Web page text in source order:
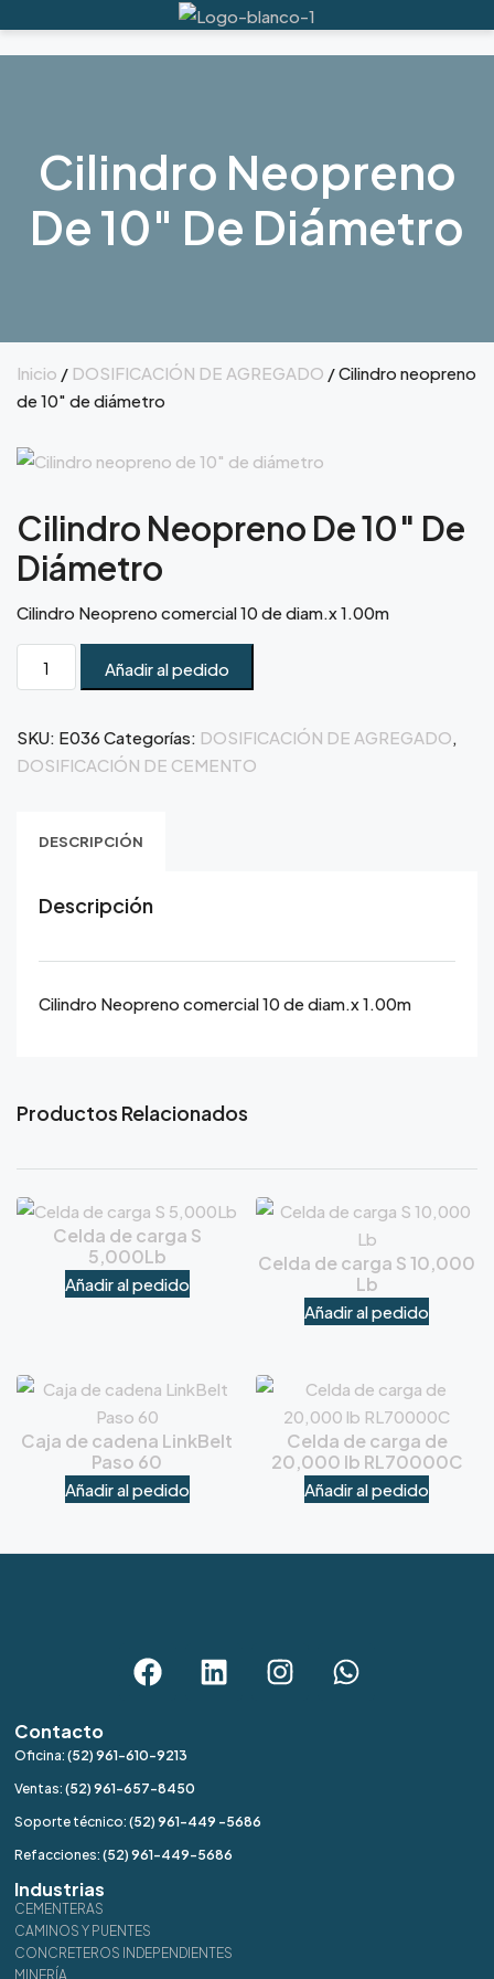
Cilindro Neopreno
De 10″ De Diámetro
Inicio / DOSIFICACIÓN DE AGREGADO / Cilindro neopreno
de 10″ de diámetro
Cilindro Neopreno De 10″ De
Diámetro
Cilindro Neopreno comercial 10 de diam.x 1.00m
Añadir al pedido
SKU: E036Categorías: DOSIFICACIÓN DE AGREGADO,
DOSIFICACIÓN DE CEMENTO
DESCRIPCIÓN
Descripción
Cilindro Neopreno comercial 10 de diam.x 1.00m
Productos Relacionados
Celda de carga S
5,000Lb
Añadir al pedido
Celda de carga S 10,000
Lb
Añadir al pedido
Caja de cadena LinkBelt
Paso 60
Añadir al pedido
Celda de carga de
20,000 lb RL70000C
Añadir al pedido
Contacto
Oficina:(52) 961-610-9213
Ventas:(52) 961-657-8450
Soporte técnico:(52) 961-449 -5686
Refacciones:(52) 961-449-5686
Industrias
CEMENTERAS
CAMINOS Y PUENTES
CONCRETEROS INDEPENDIENTES
MINERÍA